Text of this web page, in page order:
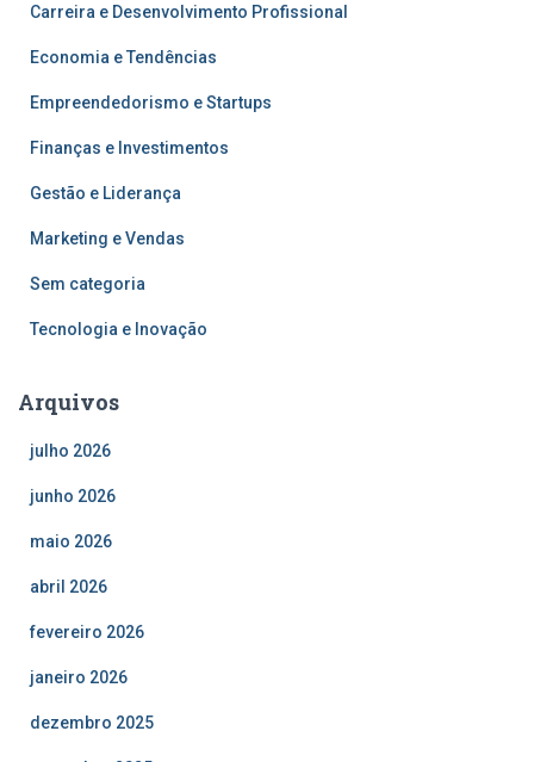
Carreira e Desenvolvimento Profissional
Economia e Tendências
Empreendedorismo e Startups
Finanças e Investimentos
Gestão e Liderança
Marketing e Vendas
Sem categoria
Tecnologia e Inovação
Arquivos
julho 2026
junho 2026
maio 2026
abril 2026
fevereiro 2026
janeiro 2026
dezembro 2025